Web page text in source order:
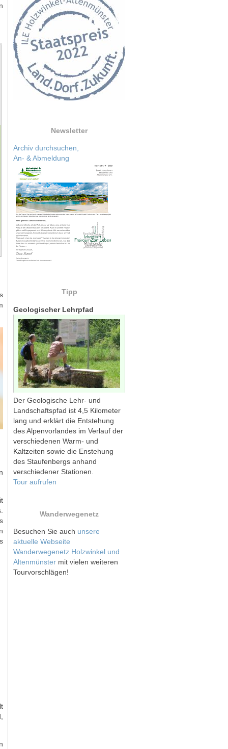
Newsletter
Archiv durchsuchen,
An- & Abmeldung
Tipp
Geologischer Lehrpfad
Der Geologische Lehr- und
Landschaftspfad ist 4,5 Kilometer
lang und erklärt die Entstehung
des Alpenvorlandes im Verlauf der
verschiedenen Warm- und
Kaltzeiten sowie die Enstehung
des Staufenbergs anhand
verschiedener Stationen.
Tour aufrufen
Wanderwegenetz
Besuchen Sie auch unsere
aktuelle Webseite
Wanderwegenetz Holzwinkel und
Altenmünster mit vielen weiteren
Tourvorschlägen!